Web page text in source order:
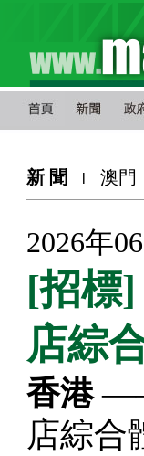
新 聞 澳門
2026年
[招標
店綜
香港——
店綜合